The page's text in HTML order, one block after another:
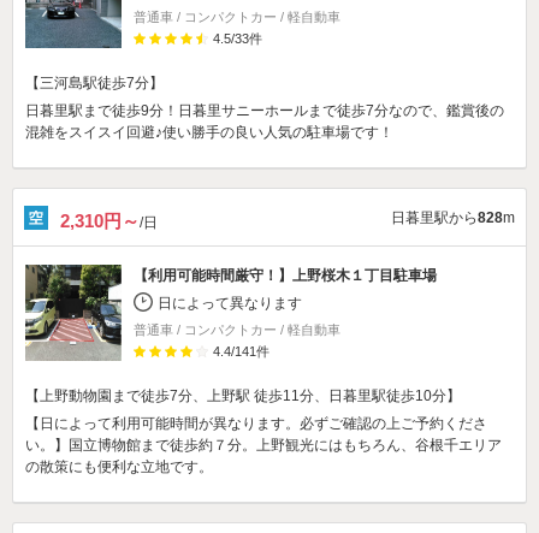
普通車 / コンパクトカー / 軽自動車
4.5/33件
【三河島駅徒歩7分】
日暮里駅まで徒歩9分！日暮里サニーホールまで徒歩7分なので、鑑賞後の
混雑をスイスイ回避♪使い勝手の良い人気の駐車場です！
2,310円～/日 日暮里駅から828m
【利用可能時間厳守！】上野桜木１丁目駐車場
日によって異なります
普通車 / コンパクトカー / 軽自動車
4.4/141件
【上野動物園まで徒歩7分、上野駅 徒歩11分、日暮里駅徒歩10分】
【日によって利用可能時間が異なります。必ずご確認の上ご予約くださ
い。】国立博物館まで徒歩約７分。上野観光にはもちろん、谷根千エリア
の散策にも便利な立地です。